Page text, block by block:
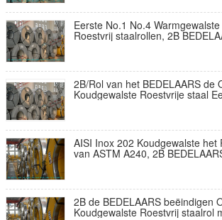
Eerste No.1 No.4
Roestvrij staalrollen, 2B
2B/Rol van het BEDELAARS de
Koudgewalste Roestvrije staal
AISI Inox 202 Koudgewalste het
van ASTM A240, 2B
2B de BEDELAARS beëindigen
Koudgewalste Roestvrij staalrol